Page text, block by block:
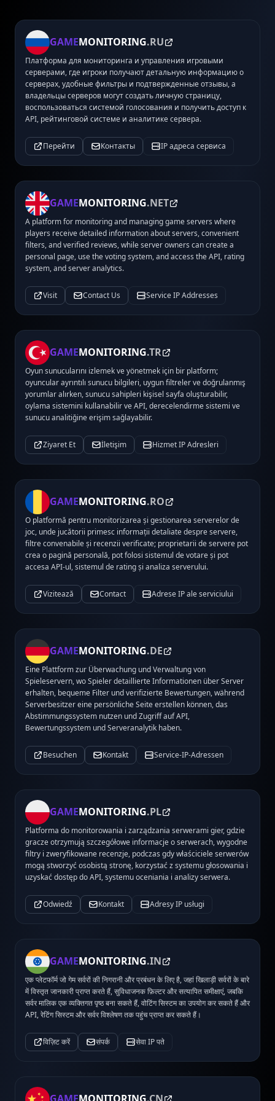
GAMEMONITORING.RU
Платформа для мониторинга и управления игровыми
серверами, где игроки получают детальную информацию о
серверах, удобные фильтры и подтвержденные отзывы, а
владельцы серверов могут создать личную страницу,
воспользоваться системой голосования и получить доступ к
API, рейтинговой системе и аналитике сервера.
Перейти Контакты IP адреса сервиса
GAMEMONITORING.NET
A platform for monitoring and managing game servers where
players receive detailed information about servers, convenient
filters, and verified reviews, while server owners can create a
personal page, use the voting system, and access the API, rating
system, and server analytics.
Visit Contact Us Service IP Addresses
GAMEMONITORING.TR
Oyun sunucularını izlemek ve yönetmek için bir platform;
oyuncular ayrıntılı sunucu bilgileri, uygun filtreler ve doğrulanmış
yorumlar alırken, sunucu sahipleri kişisel sayfa oluşturabilir,
oylama sistemini kullanabilir ve API, derecelendirme sistemi ve
sunucu analitiğine erişim sağlayabilir.
Ziyaret Et İletişim Hizmet IP Adresleri
GAMEMONITORING.RO
O platformă pentru monitorizarea și gestionarea serverelor de
joc, unde jucătorii primesc informații detaliate despre servere,
filtre convenabile și recenzii verificate; proprietarii de servere pot
crea o pagină personală, pot folosi sistemul de votare și pot
accesa API-ul, sistemul de rating și analiza serverului.
Vizitează Contact Adrese IP ale serviciului
GAMEMONITORING.DE
Eine Plattform zur Überwachung und Verwaltung von
Spieleservern, wo Spieler detaillierte Informationen über Server
erhalten, bequeme Filter und verifizierte Bewertungen, während
Serverbesitzer eine persönliche Seite erstellen können, das
Abstimmungssystem nutzen und Zugriff auf API,
Bewertungssystem und Serveranalytik haben.
Besuchen Kontakt Service-IP-Adressen
GAMEMONITORING.PL
Platforma do monitorowania i zarządzania serwerami gier, gdzie
gracze otrzymują szczegółowe informacje o serwerach, wygodne
filtry i zweryfikowane recenzje, podczas gdy właściciele serwerów
mogą stworzyć osobistą stronę, korzystać z systemu głosowania i
uzyskać dostęp do API, systemu oceniania i analizy serwera.
Odwiedź Kontakt Adresy IP usługi
GAMEMONITORING.IN
एक प्लेटफॉर्म जो गेम सर्वरों की निगरानी और प्रबंधन के लिए है, जहां खिलाड़ी सर्वरों के बारे
में विस्तृत जानकारी प्राप्त करते हैं, सुविधाजनक फ़िल्टर और सत्यापित समीक्षाएं, जबकि
सर्वर मालिक एक व्यक्तिगत पृष्ठ बना सकते हैं, वोटिंग सिस्टम का उपयोग कर सकते हैं और
API, रेटिंग सिस्टम और सर्वर विश्लेषण तक पहुंच प्राप्त कर सकते हैं।
विज़िट करें संपर्क सेवा IP पते